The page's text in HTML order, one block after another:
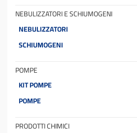
NEBULIZZATORI E SCHIUMOGENI
NEBULIZZATORI
SCHIUMOGENI
POMPE
KIT POMPE
POMPE
PRODOTTI CHIMICI